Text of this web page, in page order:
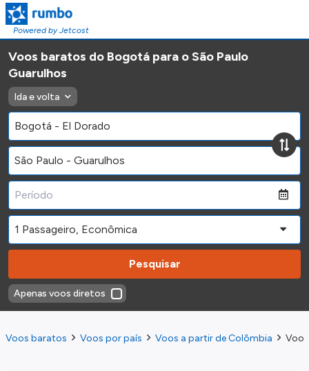
Powered by Jetcost
Voos baratos do Bogotá para o São Paulo
Guarulhos
Ida e volta
Pesquisar
Apenas voos diretos
Voos baratos Voos por país Voos a partir de Colômbia